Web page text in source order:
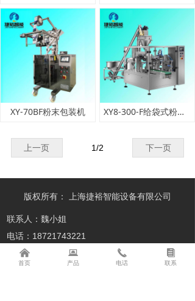
XY-70BF粉末包装机 XY8-300-F给袋式粉末包装机
上一页 下一页
1/2
版权所有： 上海捷裕智能设备有限公司
联系人：魏小姐
电话：18721743221
낀
首页
뀵
产品
끅
电话
뀴
联系